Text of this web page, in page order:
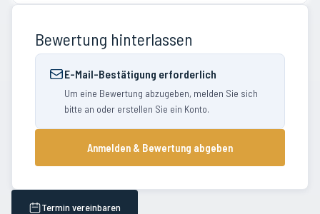
Bewertung hinterlassen
E-Mail-Bestätigung erforderlich
Um eine Bewertung abzugeben, melden Sie sich
bitte an oder erstellen Sie ein Konto.
Anmelden & Bewertung abgeben
Termin vereinbaren